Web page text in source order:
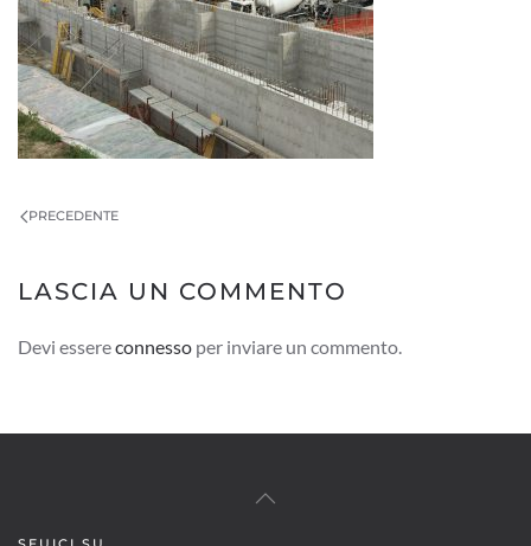
PRECEDENTE
LASCIA UN COMMENTO
Devi essereconnesso per inviare un commento.